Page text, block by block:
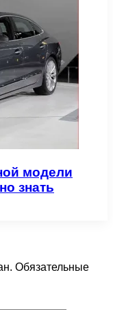
модели
знать
Обязательные